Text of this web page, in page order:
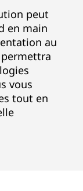
peut
en main
au
vous
tout en